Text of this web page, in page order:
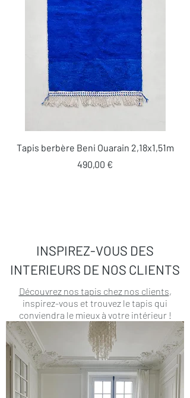
Tapis berbère Beni Ouarain 2,18x1,51m
Prix
490,00 €
INSPIREZ-VOUS DES
INTERIEURS DE NOS CLIENTS
Découvrez nos tapis chez nos clients,
inspirez-vous et trouvez le tapis qui
conviendra le mieux à votre intérieur !